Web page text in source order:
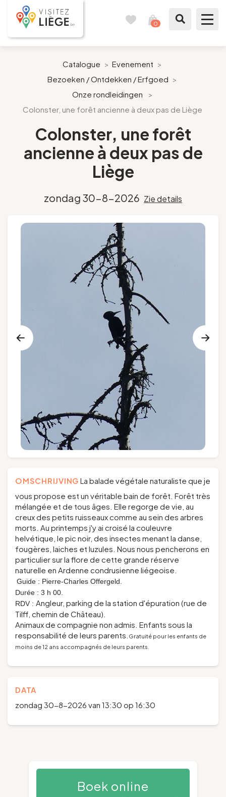
0
Bereid mijn verblijf voor
Onze suggesties
Volg ons
Groepen en touroperators
EN
Catalogue > Evenement >
Bezoeken / Ontdekken / Erfgoed >
Onze rondleidingen
>
Colonster, une forêt ancienne à deux pas de Liège
Colonster, une forêt
ancienne à deux pas de
Liège
zondag 30-8-2026 Zie details
OMSCHRIJVING La balade végétale naturaliste que je
vous propose est un véritable bain de forêt . Forêt très
mélangée et de tous âges. Elle regorge de vie, au
creux des petits ruisseaux comme au sein des arbres
morts. Au printemps j'y ai croisé la couleuvre
helvétique, le pic noir, des insectes menant la danse,
fougères, laiches et luzules. Nous nous pencherons en
particulier sur la flore de cette grande réserve
naturelle en Ardenne condrusienne liégeoise.
Guide : Pierre-Charles Offergeld.
Durée : 3 h 00.
RDV : Angleur, parking de la station d'épuration (rue de
Tilff, chemin de Château).
Animaux de compagnie non admis. Enfants sous la
responsabilité de leurs parents. Gratuité pour les enfants de
moins de 12 ans accompagnés de leurs parents.
DATA
zondag 30-8-2026 van 13:30 op 16:30
Boek online